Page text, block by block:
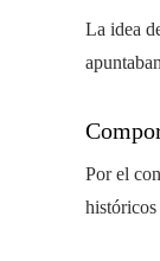
La idea
Por el